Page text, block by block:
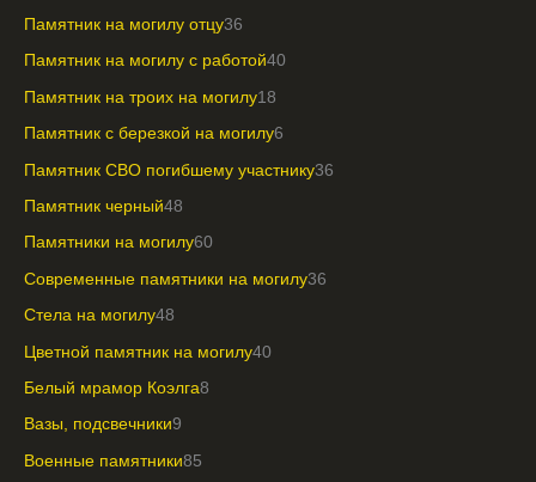
Памятник на могилу отцу36
Памятник на могилу с работой40
Памятник на троих на могилу18
Памятник с березкой на могилу6
Памятник СВО погибшему участнику36
Памятник черный48
Памятники на могилу60
Современные памятники на могилу36
Стела на могилу48
Цветной памятник на могилу40
Белый мрамор Коэлга8
Вазы, подсвечники9
Военные памятники85